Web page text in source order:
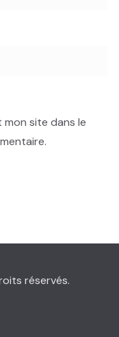
mon site dans le
réservés.